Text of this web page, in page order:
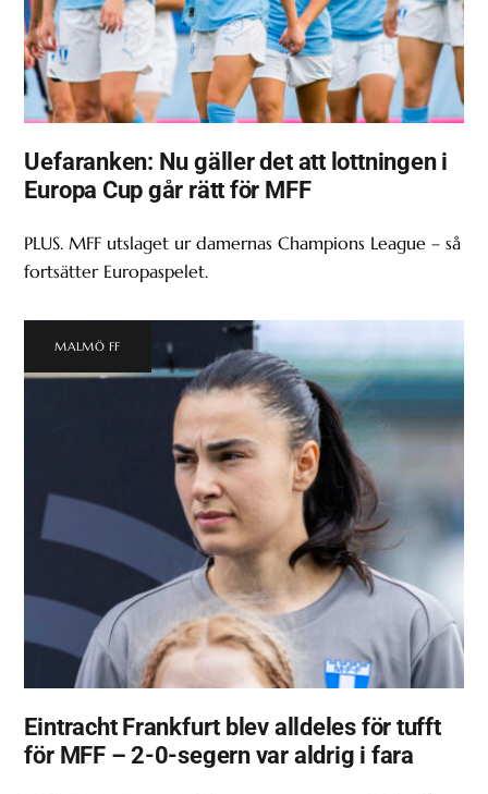
Uefaranken: Nu gäller det att lottningen i
Europa Cup går rätt för MFF
PLUS. MFF utslaget ur damernas Champions League – så
fortsätter Europaspelet.
MALMÖ FF
Eintracht Frankfurt blev alldeles för tufft
för MFF – 2-0-segern var aldrig i fara